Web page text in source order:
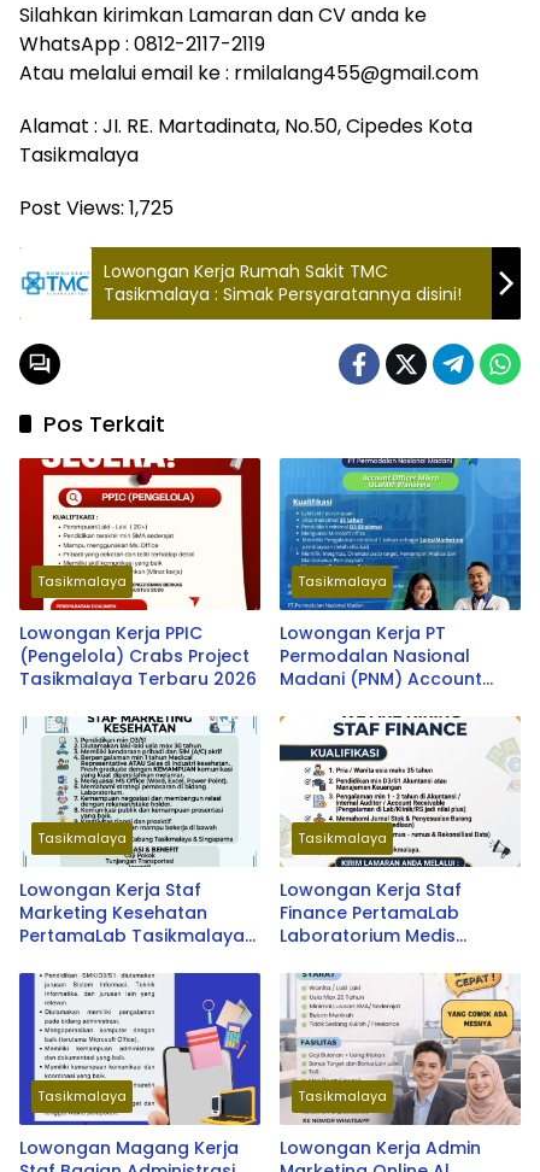
Silahkan kirimkan Lamaran dan CV anda ke
WhatsApp : 0812-2117-2119
Atau melalui email ke : rmilalang455@gmail.com
Alamat : JI. RE. Martadinata, No.50, Cipedes Kota
Tasikmalaya
Post Views: 1,725
Lowongan Kerja Rumah Sakit TMC
Tasikmalaya : Simak Persyaratannya disini!
Pos Terkait
Tasikmalaya
Lowongan Kerja PPIC
(Pengelola) Crabs Project
Tasikmalaya Terbaru 2026
Tasikmalaya
Lowongan Kerja PT
Permodalan Nasional
Madani (PNM) Account
Wanareja Terbaru 2026
Tasikmalaya
Lowongan Kerja Staf
Marketing Kesehatan
PertamaLab Tasikmalaya
2026
Tasikmalaya
Lowongan Kerja Staf
Finance PertamaLab
Laboratorium Medis
Tasikmalaya
Lowongan Magang Kerja
Tasikmalaya
Lowongan Kerja Admin